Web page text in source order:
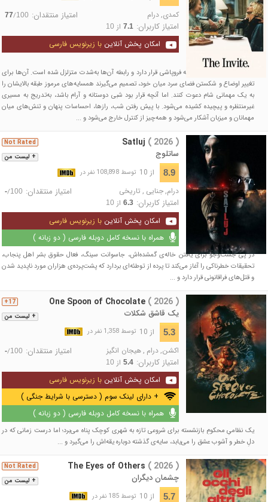
کمدی,درام امتیاز منتقدان: 77/100
امتیاز کاربران: 7.1از 10
امکان پخش آنلاین با زیرنویس فارسی
ازدواج جو و آنجلا در آستانه فروپاشی قرار دارد و رابطه آن‌ها به‌شدت متزلزل شده است. آن‌ها برای
تغییر اوضاع و شکستن فضای سرد میان خود، تصمیم می‌گیرند همسایه‌های مرموز طبقه بالایشان را
به یک مهمانی شام دعوت کنند. اما آنچه قرار بود شبی دوستانه و آرام باشد، به‌تدریج به مسیری
غیرمنتظره و پیچیده کشیده می‌شود. با پیش رفتن شب، رازها، احساسات پنهان و تنش‌های میان
مهمانان و میزبان آشکار می‌شود و همه‌چیز از کنترل خارج می‌شود و ...
+ لیست من
Not Rated Satluj ( 2026 )
ساتلوج
8.9 از 10 توسط 108,898 نفر در
درام,جنایی , تاریخی امتیاز منتقدان: -/100
امتیاز کاربران: 6.3از 10
امکان پخش آنلاین با زیرنویس فارسی
همراه با نسخه کامل دوبله فارسی ( دو زبانه )
در پی جست‌وجو برای یافتن خاله‌ی گمشده‌اش، جاسوانت سینگ، فعال حقوق بشر اهل پنجاب،
تحقیقات خطرناکی را آغاز می‌کند تا پرده از توطئه‌ای بردارد که پشت‌پرده‌ی هزاران مورد ناپدید شدن
و قتل‌های فراقانونی قرار دارد و ...
+ لیست من
17+ One Spoon of Chocolate ( 2026 )
یک قاشق شکلات
5.3 از 10 توسط 1,358 نفر در
اکشن, درام , هیجان انگیز امتیاز منتقدان: -/100
امتیاز کاربران: 5.4از 10
امکان پخش آنلاین با زیرنویس فارسی
+ دارای لینک سوم ( دسترسی با شرایط جنگی )
همراه با نسخه کامل دوبله فارسی ( دو زبانه )
یک نظامیِ محکومِ بازنشسته برای شروعی تازه به شهری کوچک پناه می‌برد؛ اما درست زمانی که در
دلِ خطر و آشوب عشق را می‌یابد، سایه‌ی گذشته دوباره یقه‌اش را می‌گیرد و ...
+ لیست من
Not Rated The Eyes of Others ( 2026 )
چشمان دیگران
5.7 از 10 توسط 185 نفر در